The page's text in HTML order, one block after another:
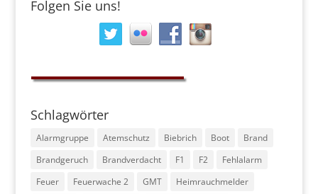
Folgen Sie uns!
Schlagwörter
Alarmgruppe Atemschutz Biebrich Boot
Brand
Brandgeruch
Brandverdacht F1 F2
Fehlalarm
Feuer
Feuerwache 2 GMT
Heimrauchmelder